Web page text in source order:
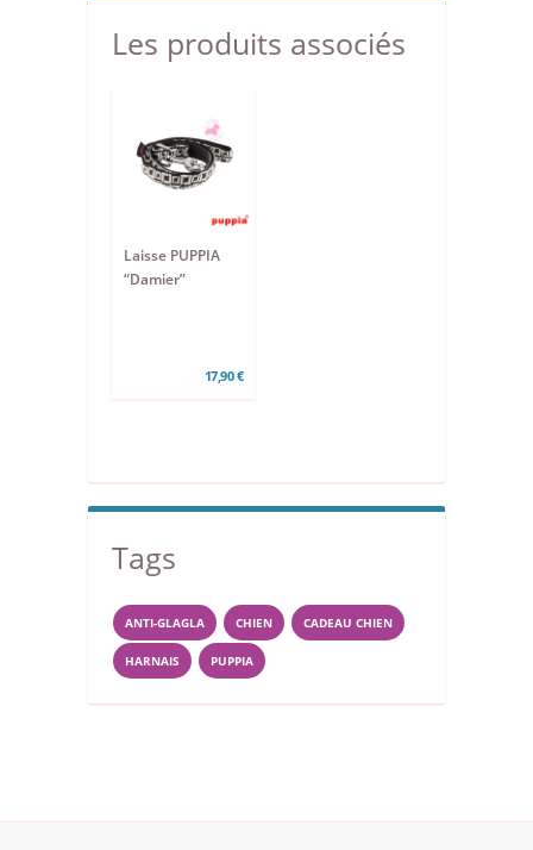
Les produits associés
Laisse PUPPIA
“Damier”
17,90 €
Tags
ANTI-GLAGLA CHIEN CADEAU CHIEN
HARNAIS PUPPIA